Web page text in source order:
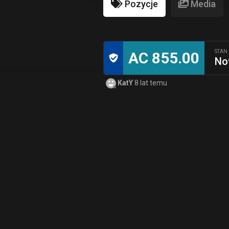
Pozycje Media
AC 855.00 STAN
KatY8 lat temu